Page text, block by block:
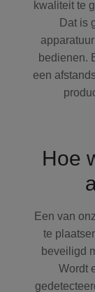
kwaliteit te
Dat is
bedienen.
een
Hoe
Een van
te
beveiligd
Wordt